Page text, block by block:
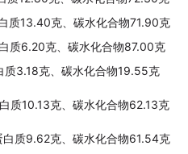
质13.40克、碳水化合物71.90克
质6.20克、碳水化合物87.00克
3.18克、碳水化合物19.55克
质10.13克、碳水化合物62.13克
质9.62克、碳水化合物61.54克